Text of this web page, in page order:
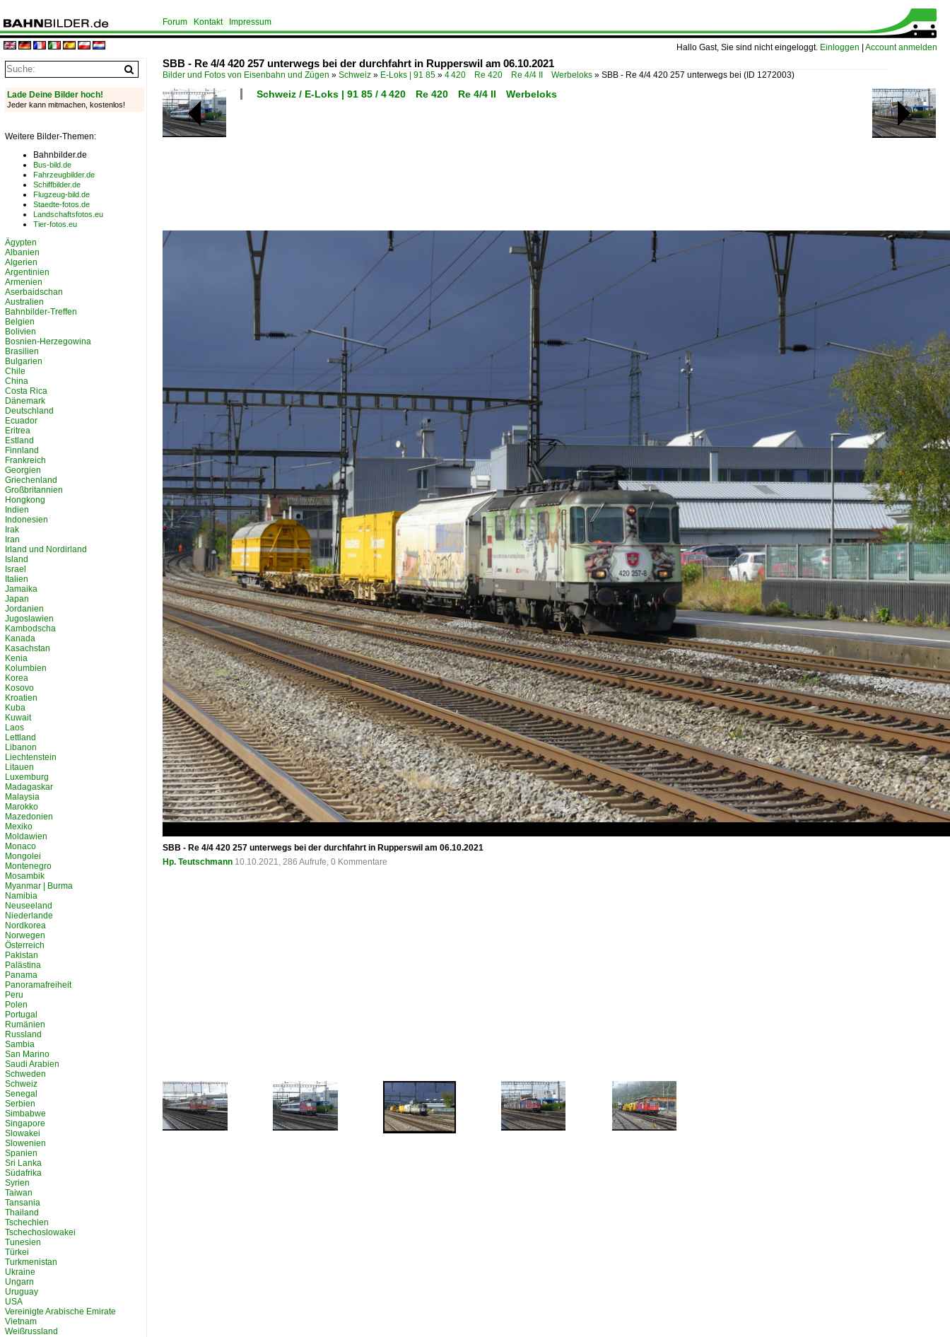
Hallo Gast, Sie sind nicht eingeloggt. Einloggen Account anmelden
Forum Kontakt Impressum
SBB - Re 4/4 420 257 unterwegs bei der durchfahrt in Rupperswil am 06.10.2021
Bilder und Fotos von Eisenbahn und Zügen » Schweiz » E-Loks | 91 85 » 4 420 Re 420 Re 4/4 II Werbeloks » SBB - Re 4/4 420 257 unterwegs bei (ID 1272003)
Schweiz / E-Loks | 91 85 / 4 420 Re 420 Re 4/4 II Werbeloks
SBB - Re 4/4 420 257 unterwegs bei der durchfahrt in Rupperswil am 06.10.2021
Hp. Teutschmann 10.10.2021, 286 Aufrufe, 0 Kommentare
Lade Deine Bilder hoch!
Jeder kann mitmachen, kostenlos!
Weitere Bilder-Themen:
Bahnbilder.de
Bus-bild.de
Fahrzeugbilder.de
Schiffbilder.de
Flugzeug-bild.de
Staedte-fotos.de
Landschaftsfotos.eu
Tier-fotos.eu
Ägypten
Albanien
Algerien
Argentinien
Armenien
Aserbaidschan
Australien
Bahnbilder-Treffen
Belgien
Bolivien
Bosnien-Herzegowina
Brasilien
Bulgarien
Chile
China
Costa Rica
Dänemark
Deutschland
Ecuador
Eritrea
Estland
Finnland
Frankreich
Georgien
Griechenland
Großbritannien
Hongkong
Indien
Indonesien
Irak
Iran
Irland und Nordirland
Island
Israel
Italien
Jamaika
Japan
Jordanien
Jugoslawien
Kambodscha
Kanada
Kasachstan
Kenia
Kolumbien
Korea
Kosovo
Kroatien
Kuba
Kuwait
Laos
Lettland
Libanon
Liechtenstein
Litauen
Luxemburg
Madagaskar
Malaysia
Marokko
Mazedonien
Mexiko
Moldawien
Monaco
Mongolei
Montenegro
Mosambik
Myanmar | Burma
Namibia
Neuseeland
Niederlande
Nordkorea
Norwegen
Österreich
Pakistan
Palästina
Panama
Panoramafreiheit
Peru
Polen
Portugal
Rumänien
Russland
Sambia
San Marino
Saudi Arabien
Schweden
Schweiz
Senegal
Serbien
Simbabwe
Singapore
Slowakei
Slowenien
Spanien
Sri Lanka
Südafrika
Syrien
Taiwan
Tansania
Thailand
Tschechien
Tschechoslowakei
Tunesien
Türkei
Turkmenistan
Ukraine
Ungarn
Uruguay
USA
Vereinigte Arabische Emirate
Vietnam
Weißrussland